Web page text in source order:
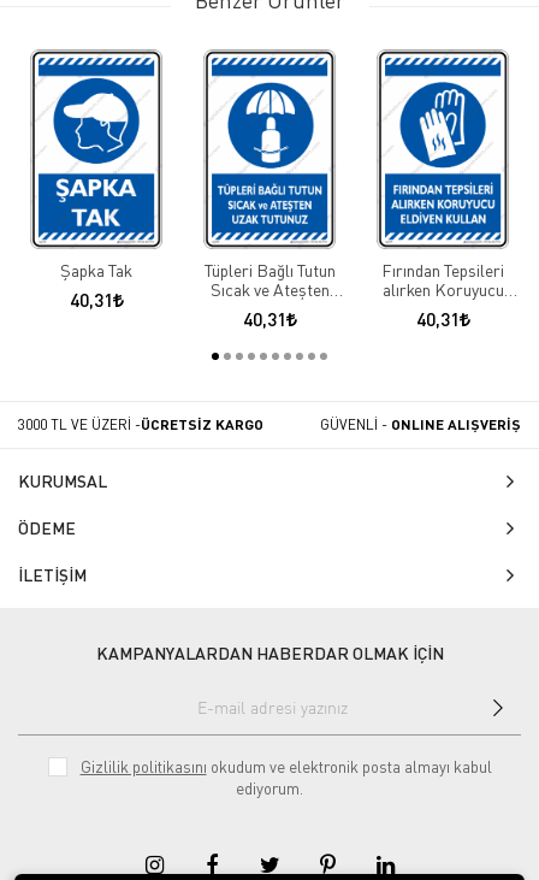
Şapka Tak
40,31
Tüpleri Bağlı Tutun
Sıcak ve Ateşten
Uzak Tutun
40,31
Fırından Tepsileri
alırken Koruyucu
Eldiven Kullan
40,31
3000 TL VE ÜZERİ -ÜCRETSİZ KARGO GÜVENLİ - ONLINE ALIŞVERİŞ
KURUMSAL
ÖDEME
İLETİŞİM
KAMPANYALARDAN HABERDAR OLMAK İÇİN
Gizlilik politikasını okudum ve elektronik posta almayı kabul
ediyorum.